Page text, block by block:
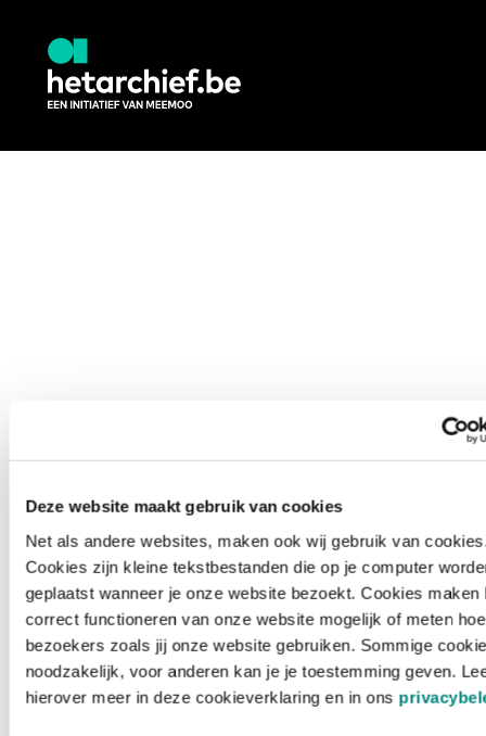
Deze website maakt gebruik van cookies
Net als andere websites, maken ook wij gebruik van
Cookies zijn kleine tekstbestanden die op je computer
geplaatst wanneer je onze website bezoekt. Cookies maken
correct functioneren van onze website mogelijk of meten hoe
bezoekers zoals jij onze website gebruiken. Sommige
noodzakelijk, voor anderen kan je je toestemming geven.
hierover meer in deze cookieverklaring en in ons